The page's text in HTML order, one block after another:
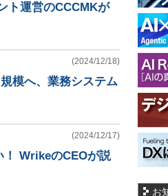
ト運営のCCCMKが
(2024/12/18)
模へ、業務システム
(2024/12/17)
！ WrikeのCEOが説
お